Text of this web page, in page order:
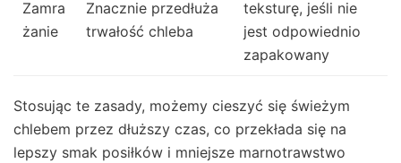
Zamra
żanie
Znacznie przedłuża
trwałość chleba
teksturę, jeśli nie
jest odpowiednio
zapakowany
Stosując te zasady, możemy cieszyć się świeżym
chlebem przez dłuższy czas, co przekłada się na
lepszy smak posiłków i mniejsze marnotrawstwo